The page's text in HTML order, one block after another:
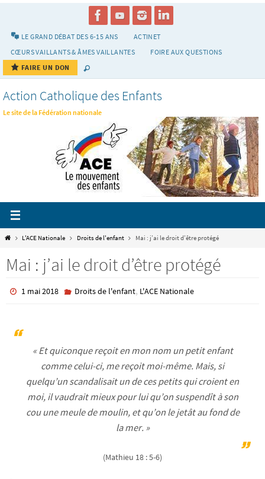
LE GRAND DÉBAT DES 6-15 ANS
ACTINET
CŒURS VAILLANTS & ÂMES VAILLANTES
FOIRE AUX QUESTIONS
FAIRE UN DON
Action Catholique des Enfants
Le site de la Fédération nationale
HomeL'ACE Nationale Droits de l'enfant Mai : j’ai le droit d’être protégé
Mai : j’ai le droit d’être protégé
1 mai 2018 Droits de l'enfant, L'ACE Nationale
« Et quiconque reçoit en mon nom un petit enfant
comme celui-ci, me reçoit moi-même. Mais, si
quelqu’un scandalisait un de ces petits qui croient en
moi, il vaudrait mieux pour lui qu’on suspendît à son
cou une meule de moulin, et qu’on le jetât au fond de
la mer. »
(Mathieu 18 : 5-6)